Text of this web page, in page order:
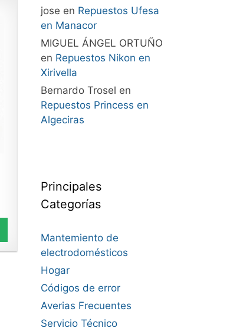
jose en Repuestos Ufesa
en Manacor
MIGUEL ÁNGEL ORTUÑO
en Repuestos Nikon en
Xirivella
Bernardo Trosel en
Repuestos Princess en
Algeciras
Principales
Categorías
Mantemiento de
electrodomésticos
Hogar
Códigos de error
Averias Frecuentes
Servicio Técnico